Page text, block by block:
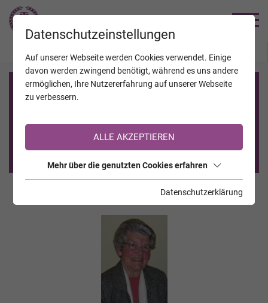
Registrierung auf TrauerHilfe.it
Sie sind noch nicht auf TrauerHilfe.it registriert?
>> zur kostenlosen Registrierung <<
Datenschutzeinstellungen
Auf unserer Webseite werden Cookies verwendet. Einige
davon werden zwingend benötigt, während es uns andere
ermöglichen, Ihre Nutzererfahrung auf unserer Webseite
zu verbessern.
ALLE AKZEPTIEREN
Mehr über die genutzten Cookies erfahren
Datenschutzerklärung
JAHRESTAGE KALENDER VERSTORBENE